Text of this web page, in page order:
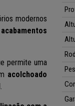
modernos
permite uma
acolchoado